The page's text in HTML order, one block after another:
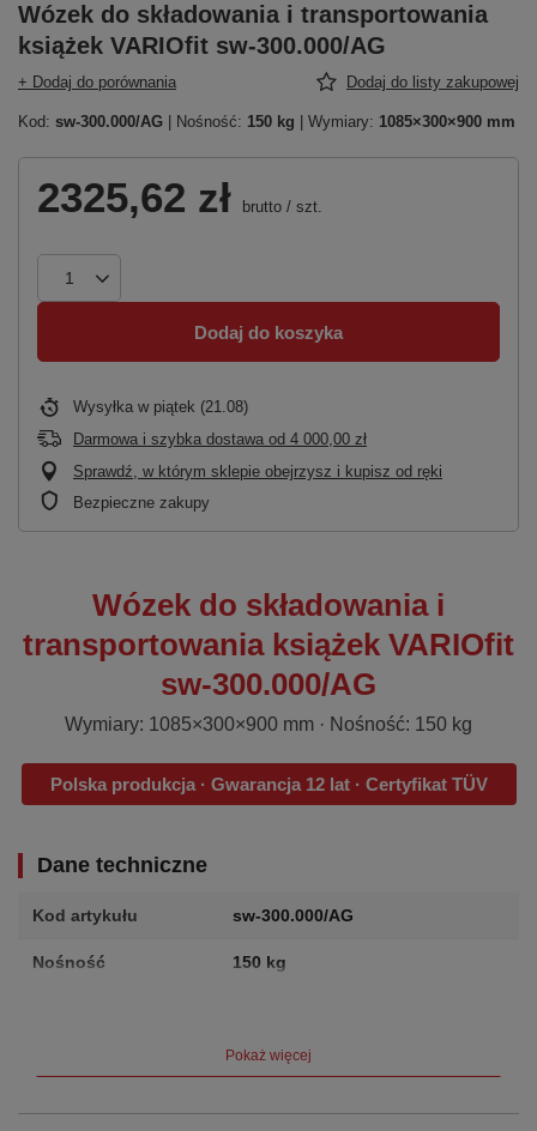
Wózek do składowania i transportowania
książek VARIOfit sw-300.000/AG
+ Dodaj do porównania Dodaj do listy zakupowej
Kod: sw-300.000/AG | Nośność: 150 kg | Wymiary: 1085×300×900 mm
2325,62 zł brutto / szt.
Dodaj do koszyka
Wysyłka w piątek (21.08)
Darmowa i szybka dostawa od 4 000,00 zł
Sprawdź, w którym sklepie obejrzysz i kupisz od ręki
Bezpieczne zakupy
Wózek do składowania i
transportowania książek VARIOfit
sw-300.000/AG
Wymiary: 1085×300×900 mm · Nośność: 150 kg
Polska produkcja · Gwarancja 12 lat · Certyfikat TÜV
Dane techniczne
Kod artykułu sw-300.000/AG
Nośność 150 kg
Waga 26.0 kg
Pokaż więcej